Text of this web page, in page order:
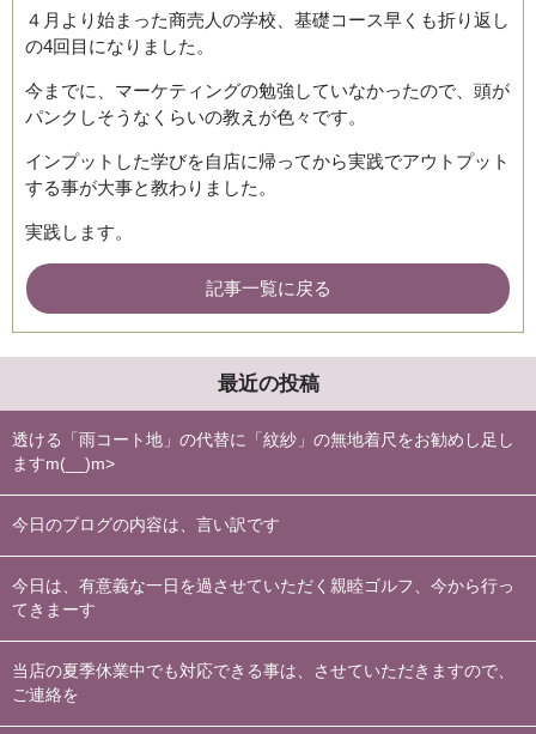
４月より始まった商売人の学校、基礎コース早くも折り返し
の4回目になりました。
今までに、マーケティングの勉強していなかったので、頭が
パンクしそうなくらいの教えが色々です。
インプットした学びを自店に帰ってから実践でアウトプット
する事が大事と教わりました。
実践します。
記事一覧に戻る
最近の投稿
透ける「雨コート地」の代替に「紋紗」の無地着尺をお勧めし足し
ますm(__)m>
今日のブログの内容は、言い訳です
今日は、有意義な一日を過させていただく親睦ゴルフ、今から行っ
てきまーす
当店の夏季休業中でも対応できる事は、させていただきますので、
ご連絡を